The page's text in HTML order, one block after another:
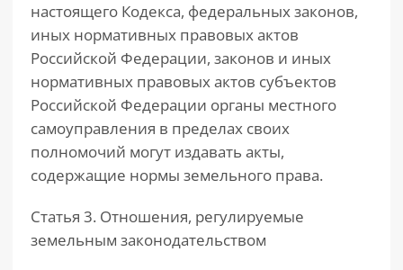
настоящего Кодекса, федеральных законов,
иных нормативных правовых актов
Российской Федерации, законов и иных
нормативных правовых актов субъектов
Российской Федерации органы местного
самоуправления в пределах своих
полномочий могут издавать акты,
содержащие нормы земельного права.
Статья 3. Отношения, регулируемые
земельным законодательством